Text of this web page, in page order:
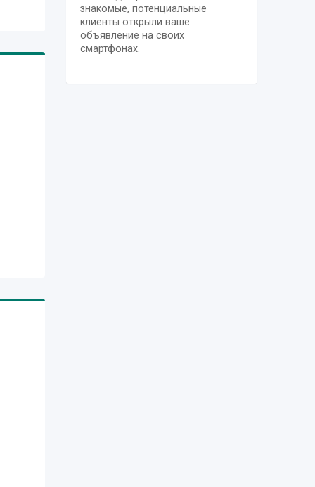
знакомые, потенциальные
клиенты открыли ваше
объявление на своих
смартфонах.